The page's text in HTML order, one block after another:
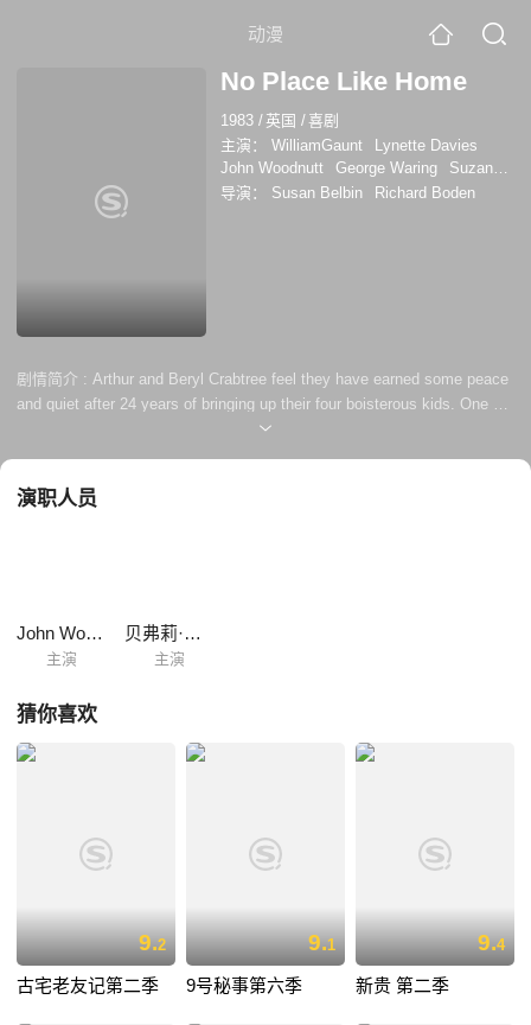
动漫
No Place Like Home
1983 / 英国 /喜剧
主演：
WilliamGaunt
Lynette Davies
John Woodnutt
George Waring
Suzanne
Church
威廉姆·格奥特 马丁·克鲁勒斯
导演： Susan Belbin Richard Boden
剧情简介 : Arthur and Beryl Crabtree feel they have earned some peace
and quiet after 24 years of bringing up their four boisterous kids. One by
one their offspring pack up and leave home, and their dreams of quiet
and somehow the Crabtrees end up...
演职人员
John Woodnutt
主演
贝弗莉·亚当斯
主演
猜你喜欢
9.2
古宅老友记第二季
9.1
9号秘事第六季
9.4
新贵 第二季